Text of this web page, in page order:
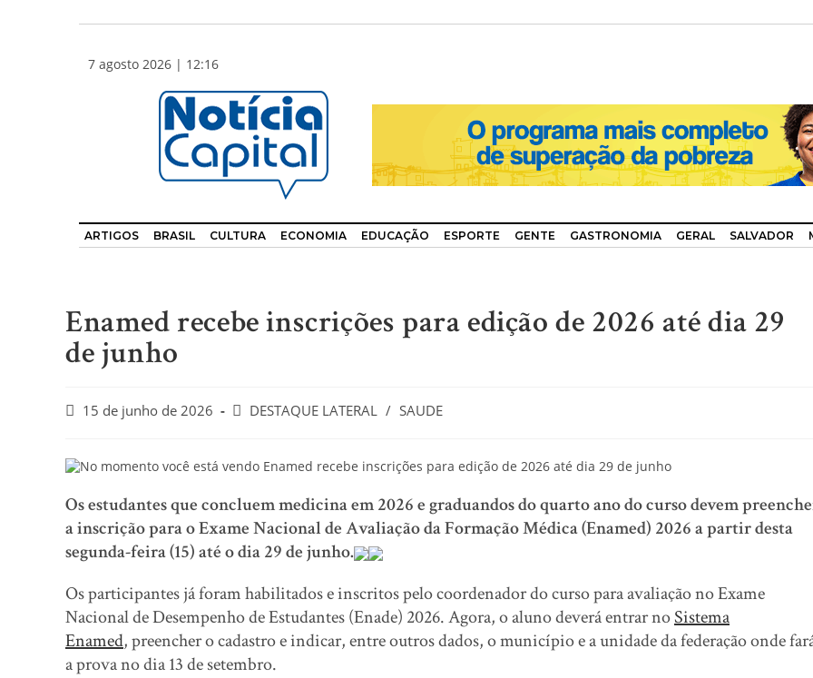
7 agosto 2026 | 12:16
ARTIGOS BRASIL CULTURA ECONOMIA EDUCAÇÃO ESPORTE GENTE GASTRONOMIA GERAL SALVADOR
Enamed recebe inscrições para edição de 2026 até dia 29
de junho
15 de junho de 2026 DESTAQUE LATERAL / SAUDE
Os estudantes que concluem medicina em 2026 e graduandos do quarto ano do curso devem
a inscrição para o Exame Nacional de Avaliação da Formação Médica (Enamed) 2026 a partir desta
segunda-feira (15) até o dia 29 de junho.
Os participantes já foram habilitados e inscritos pelo coordenador do curso para avaliação no Exame
Nacional de Desempenho de Estudantes (Enade) 2026. Agora, o aluno deverá entrar noSistema
Enamed, preencher o cadastro e indicar, entre outros dados, o município e a unidade da federação onde
a prova no dia 13 de setembro.